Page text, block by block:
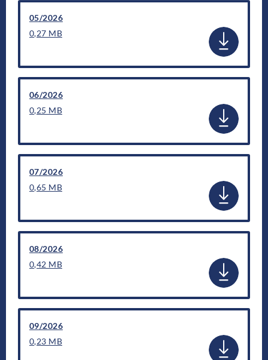
05/2026
0,27 MB
06/2026
0,25 MB
07/2026
0,65 MB
08/2026
0,42 MB
09/2026
0,23 MB